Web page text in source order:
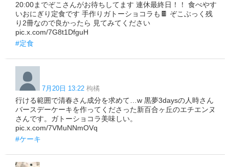
20:00までぞこさんがお待ちしてます 連休最終日！！ 食べやす
いおにぎり定食です 手作りガトーショコラも🍫 ぞこぶっく残
り2冊なので良かったら 見てみてください
pic.x.com/7G8t1DfguH
#定食
7月20日 13:22 枸橘
行ける範囲で清春さん成分を求めて…w 黒夢3daysの人時さん
バースデーケーキを作ってくださった新百合ヶ丘のエチエンヌ
さんです。ガトーショコラ美味しい。
pic.x.com/7VMuNNmOVq
#ケーキ